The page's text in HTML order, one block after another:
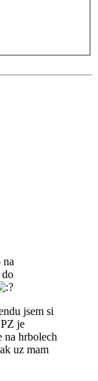
na
do
jsem si
je
na hrbolech
uz mam